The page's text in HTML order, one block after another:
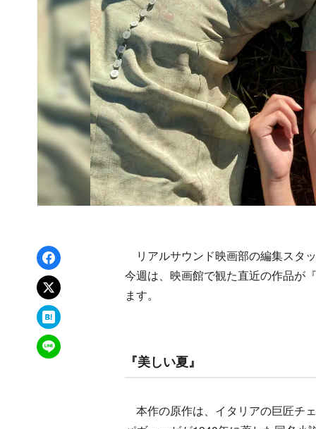
Facebookでシェア
xでポスト
はてなブックマーク
LINEで送る
リアルサウンド映画部の編集スタ
今週は、映画館で観た直近の作品が
ます。
『美しい夏』
本作の原作は、イタリアの巨匠チ